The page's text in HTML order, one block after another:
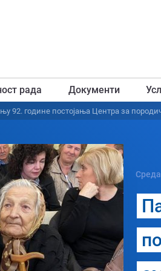
рада Документи
92. године постојања Центра за